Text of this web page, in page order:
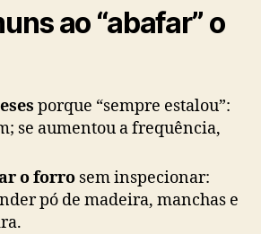
ao “abafar” o
porque “sempre estalou”:
se aumentou a frequência,
o forro sem inspecionar:
pó de madeira, manchas e